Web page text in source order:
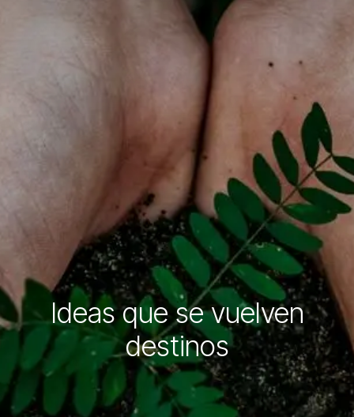
Ideas que se vuelven
destinos